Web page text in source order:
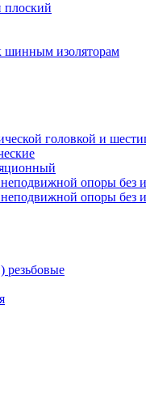
изоляторам
головкой и
опоры без
опоры без